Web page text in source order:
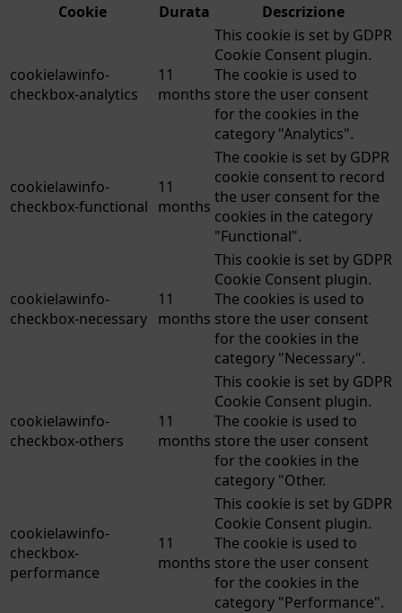
Cookie
Durata Descrizione
cookielawinfo-
checkbox-analytics
11
months
This cookie is set by GDPR
Cookie Consent plugin.
The cookie is used to
store the user consent
for the cookies in the
category "Analytics".
cookielawinfo-
checkbox-functional
11
months
The cookie is set by GDPR
cookie consent to record
the user consent for the
cookies in the category
"Functional".
cookielawinfo-
checkbox-necessary
11
months
This cookie is set by GDPR
Cookie Consent plugin.
The cookies is used to
store the user consent
for the cookies in the
category "Necessary".
cookielawinfo-
checkbox-others
11
months
This cookie is set by GDPR
Cookie Consent plugin.
The cookie is used to
store the user consent
for the cookies in the
category "Other.
cookielawinfo-
checkbox-
performance
11
months
This cookie is set by GDPR
Cookie Consent plugin.
The cookie is used to
store the user consent
for the cookies in the
category "Performance".